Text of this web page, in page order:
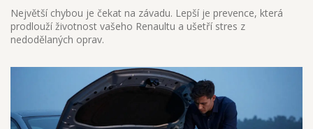
Největší chybou je čekat na závadu. Lepší je prevence, která
prodlouží životnost vašeho Renaultu a ušetří stres z
nedodělaných oprav.